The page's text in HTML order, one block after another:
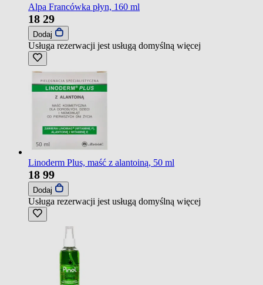
Alpa Francówka płyn, 160 ml
18 29
Dodaj
Usługa rezerwacji jest usługą domyślną więcej
Linoderm Plus, maść z alantoiną, 50 ml
18 99
Dodaj
Usługa rezerwacji jest usługą domyślną więcej